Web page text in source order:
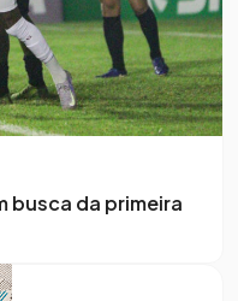
busca da primeira